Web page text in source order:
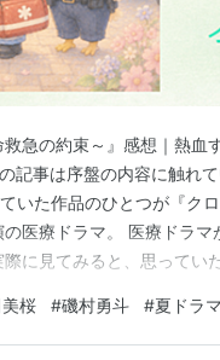
救急の約束～』感想｜熱
記事は序盤の内容に触れ
いた作品のひとつが『ク
医療ドラマ。 医療ドラ
に見てみると、思ってい
たい。 その気持ちはよく
が回らないのでは…
桜 #磯村勇斗 #夏ドラ